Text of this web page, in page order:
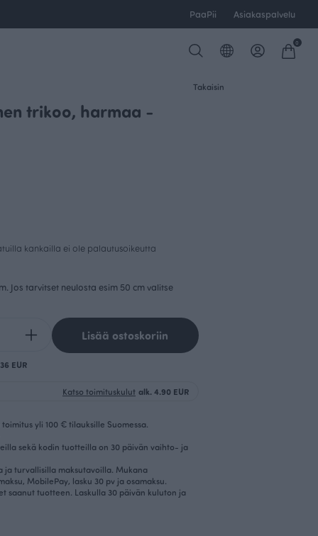
PaaPii Asiakaspalvelu
0
Takaisin
trikoo, harmaa -
kankailla ei ole palautusoikeutta
Jos tarvitset neulosta esim 50 cm valitse
Lisää ostoskoriin
EUR
Katso toimituskulut alk. 4.90 EUR
yli 100 € tilauksille Suomessa.
sekä kodin tuotteilla on 30 päivän vaihto- ja
ja turvallisilla maksutavoilla. Mukana
MobilePay, lasku 30 pv ja osamaksu.
saanut tuotteen. Laskulla 30 päivän kuluton ja